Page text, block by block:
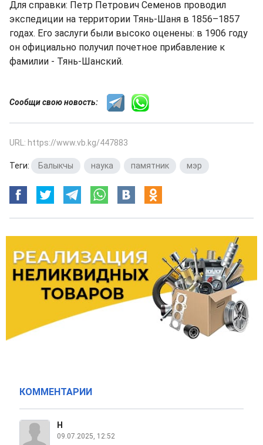
Для справки: Петр Петрович Семенов проводил
экспедиции на территории Тянь-Шаня в 1856–1857
годах. Его заслуги были высоко оценены: в 1906 году
он официально получил почетное прибавление к
фамилии - Тянь-Шанский.
Сообщи свою новость:
URL: https://www.vb.kg/447883
Теги: Балыкчы наука памятник мэр
КОММЕНТАРИИ
Н
09.07.2025, 12:52